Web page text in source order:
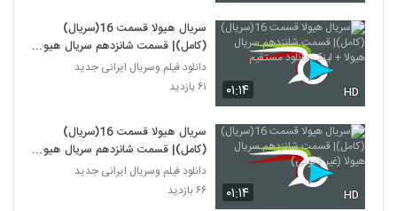
۰۱:۱۴ HD
سریال هیولا قسمت 16(سریال)
(کامل)| قسمت شانزدهم سریال هیولا
+ لینک دانلود مستقیم
دانلود فیلم وسریال ایرانی جدید
۶۱ بازدید
۰۱:۱۴ HD
سریال هیولا قسمت 16(سریال)
(کامل)| قسمت شانزدهم سریال هیولا
(غیر قانونی)
دانلود فیلم وسریال ایرانی جدید
۶۶ بازدید